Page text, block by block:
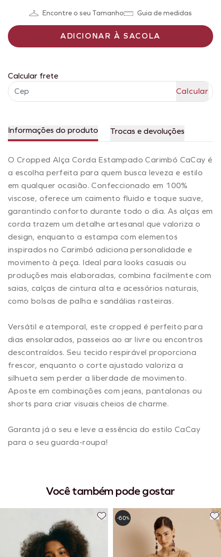
Encontre o seu Tamanho Guia de medidas
ADICIONAR À SACOLA
Calcular frete
Informações do produto Trocas e devoluções
O Cropped Alça Corda Estampado Carimbó CaCay é
a escolha perfeita para quem busca leveza e estilo
em qualquer ocasião. Confeccionado em 100%
viscose, oferece um caimento fluido e toque suave,
garantindo conforto durante todo o dia. As alças em
corda trazem um detalhe artesanal que valoriza o
design, enquanto a estampa com elementos
inspirados no Carimbó adiciona personalidade e
movimento à peça. Ideal para looks casuais ou
produções mais elaboradas, combina facilmente com
saias, calças de cintura alta e acessórios naturais,
como bolsas de palha e sandálias rasteiras.
Versátil e atemporal, este cropped é perfeito para
dias ensolarados, passeios ao ar livre ou encontros
descontraídos. Seu tecido respirável proporciona
frescor, enquanto o corte ajustado valoriza a
silhueta sem perder a liberdade de movimento.
Aposte em combinações com jeans, pantalonas ou
shorts para criar visuais cheios de charme.
Garanta já o seu e leve a essência do estilo CaCay
para o seu guarda-roupa!
Você também pode gostar
-60%